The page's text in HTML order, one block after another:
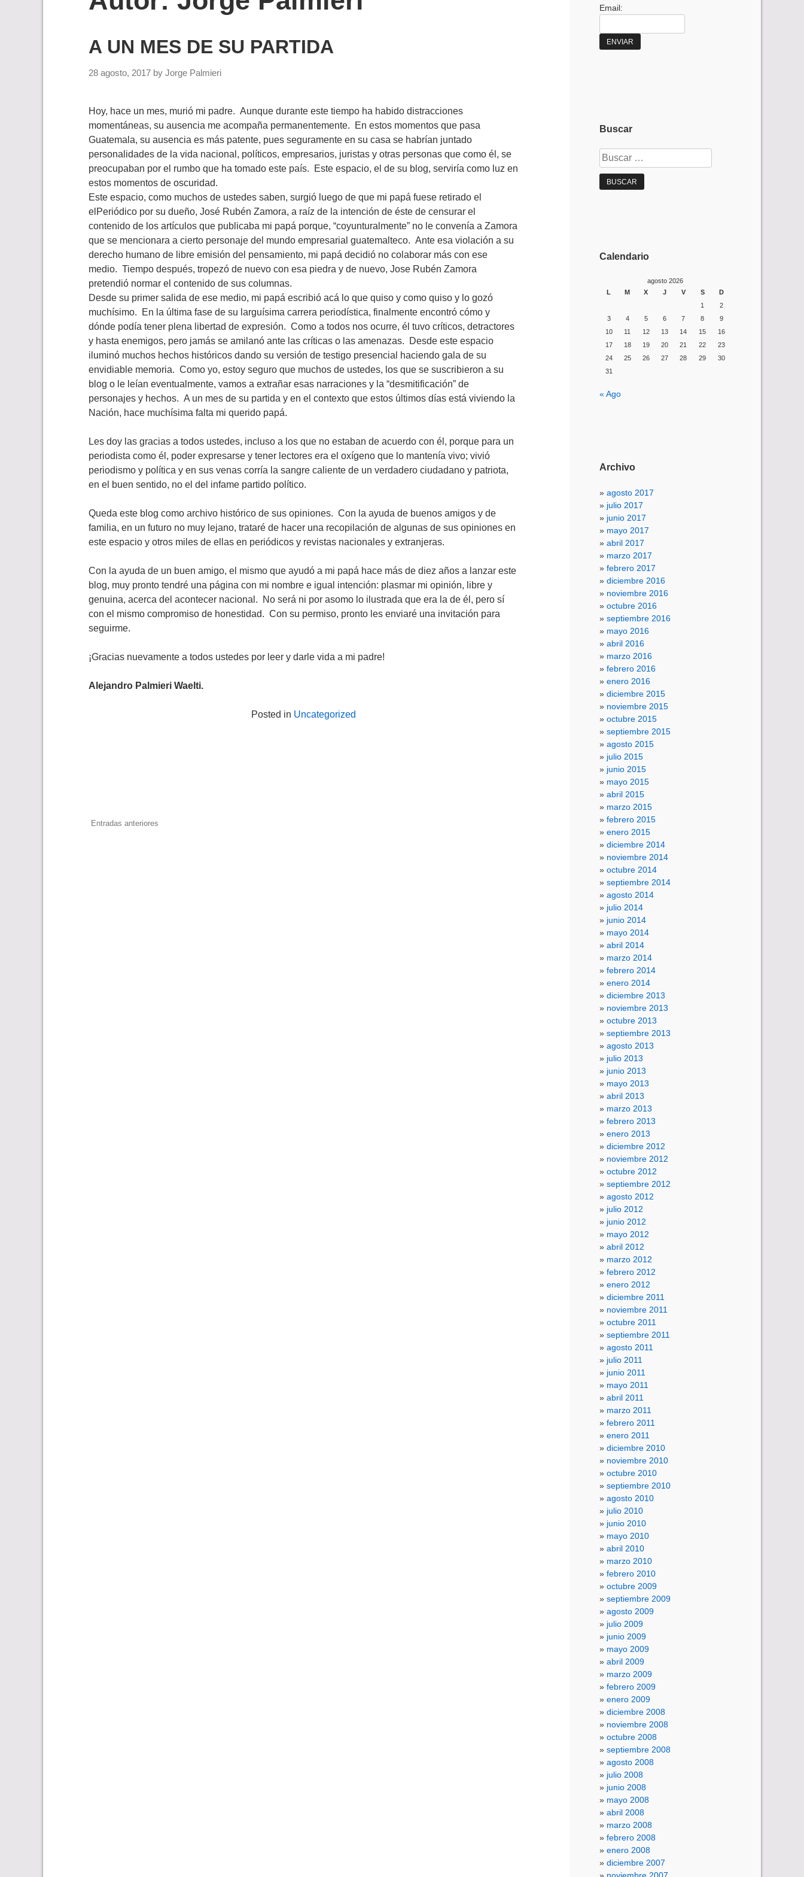
A UN MES DE SU PARTIDA
28 agosto, 2017 by Jorge Palmieri
Hoy, hace un mes, murió mi padre. Aunque durante este tiempo ha habido distracciones
momentáneas, su ausencia me acompaña permanentemente. En estos momentos que pasa
Guatemala, su ausencia es más patente, pues seguramente en su casa se habrían juntado
personalidades de la vida nacional, políticos, empresarios, juristas y otras personas que como él, se
preocupaban por el rumbo que ha tomado este país. Este espacio, el de su blog, serviría como luz en
estos momentos de oscuridad.
Este espacio, como muchos de ustedes saben, surgió luego de que mi papá fuese retirado el
elPeriódico por su dueño, José Rubén Zamora, a raíz de la intención de éste de censurar el
contenido de los artículos que publicaba mi papá porque, “coyunturalmente” no le convenía a Zamora
que se mencionara a cierto personaje del mundo empresarial guatemalteco. Ante esa violación a su
derecho humano de libre emisión del pensamiento, mi papá decidió no colaborar más con ese
medio. Tiempo después, tropezó de nuevo con esa piedra y de nuevo, Jose Rubén Zamora
pretendió normar el contenido de sus columnas.
Desde su primer salida de ese medio, mi papá escribió acá lo que quiso y como quiso y lo gozó
muchísimo. En la última fase de su larguísima carrera periodística, finalmente encontró cómo y
dónde podía tener plena libertad de expresión. Como a todos nos ocurre, él tuvo críticos, detractores
y hasta enemigos, pero jamás se amilanó ante las críticas o las amenazas. Desde este espacio
iluminó muchos hechos históricos dando su versión de testigo presencial haciendo gala de su
envidiable memoria. Como yo, estoy seguro que muchos de ustedes, los que se suscribieron a su
blog o le leían eventualmente, vamos a extrañar esas narraciones y la “desmitificación” de
personajes y hechos. A un mes de su partida y en el contexto que estos últimos días está viviendo la
Nación, hace muchísima falta mi querido papá.
Les doy las gracias a todos ustedes, incluso a los que no estaban de acuerdo con él, porque para un
periodista como él, poder expresarse y tener lectores era el oxígeno que lo mantenía vivo; vivió
periodismo y política y en sus venas corría la sangre caliente de un verdadero ciudadano y patriota,
en el buen sentido, no el del infame partido político.
Queda este blog como archivo histórico de sus opiniones. Con la ayuda de buenos amigos y de
familia, en un futuro no muy lejano, trataré de hacer una recopilación de algunas de sus opiniones en
este espacio y otros miles de ellas en periódicos y revistas nacionales y extranjeras.
Con la ayuda de un buen amigo, el mismo que ayudó a mi papá hace más de diez años a lanzar este
blog, muy pronto tendré una página con mi nombre e igual intención: plasmar mi opinión, libre y
genuina, acerca del acontecer nacional. No será ni por asomo lo ilustrada que era la de él, pero sí
con el mismo compromiso de honestidad. Con su permiso, pronto les enviaré una invitación para
seguirme.
¡Gracias nuevamente a todos ustedes por leer y darle vida a mi padre!
Alejandro Palmieri Waelti.
Posted in Uncategorized
Navegación
Entradas anteriores
Email:
Buscar
Buscar:
Calendario
agosto 2026
L
M X J V S
D
1
2
3
4 5 6 7 8
9
10
11 12 13 14 15
16
17
18 19 20 21 22
23
24
25 26 27 28 29
30
31
« Ago
Archivo
agosto 2017
julio 2017
junio 2017
mayo 2017
abril 2017
marzo 2017
febrero 2017
diciembre 2016
noviembre 2016
octubre 2016
septiembre 2016
mayo 2016
abril 2016
marzo 2016
febrero 2016
enero 2016
diciembre 2015
noviembre 2015
octubre 2015
septiembre 2015
agosto 2015
julio 2015
junio 2015
mayo 2015
abril 2015
marzo 2015
febrero 2015
enero 2015
diciembre 2014
noviembre 2014
octubre 2014
septiembre 2014
agosto 2014
julio 2014
junio 2014
mayo 2014
abril 2014
marzo 2014
febrero 2014
enero 2014
diciembre 2013
noviembre 2013
octubre 2013
septiembre 2013
agosto 2013
julio 2013
junio 2013
mayo 2013
abril 2013
marzo 2013
febrero 2013
enero 2013
diciembre 2012
noviembre 2012
octubre 2012
septiembre 2012
agosto 2012
julio 2012
junio 2012
mayo 2012
abril 2012
marzo 2012
febrero 2012
enero 2012
diciembre 2011
noviembre 2011
octubre 2011
septiembre 2011
agosto 2011
julio 2011
junio 2011
mayo 2011
abril 2011
marzo 2011
febrero 2011
enero 2011
diciembre 2010
noviembre 2010
octubre 2010
septiembre 2010
agosto 2010
julio 2010
junio 2010
mayo 2010
abril 2010
marzo 2010
febrero 2010
octubre 2009
septiembre 2009
agosto 2009
julio 2009
junio 2009
mayo 2009
abril 2009
marzo 2009
febrero 2009
enero 2009
diciembre 2008
noviembre 2008
octubre 2008
septiembre 2008
agosto 2008
julio 2008
junio 2008
mayo 2008
abril 2008
marzo 2008
febrero 2008
enero 2008
diciembre 2007
noviembre 2007